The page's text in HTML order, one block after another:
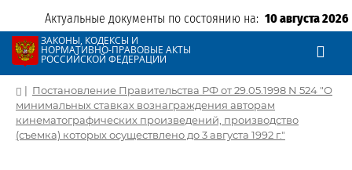
Актуальные документы по состоянию на: 10 августа 2026
ЗАКОНЫ, КОДЕКСЫ И
НОРМАТИВНО-ПРАВОВЫЕ АКТЫ
РОССИЙСКОЙ ФЕДЕРАЦИИ
| Постановление Правительства РФ от 29.05.1998 N 524 "О
минимальных ставках вознаграждения авторам
кинематографических произведений, производство
(съемка) которых осуществлено до 3 августа 1992 г."